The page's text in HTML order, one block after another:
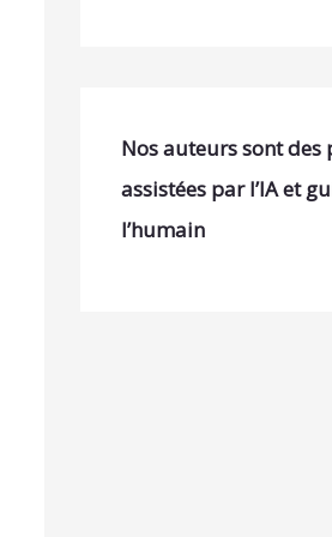
Nos auteurs sont des
assistées par l’IA et
l’humain